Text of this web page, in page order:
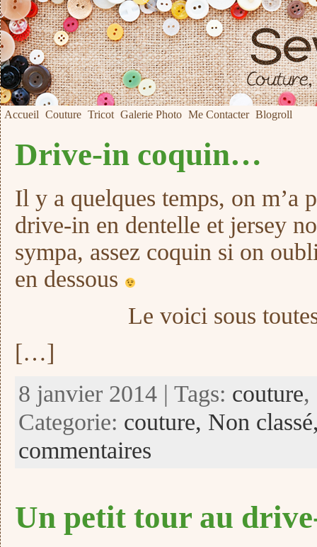
Accueil Couture Tricot Galerie Photo Me Contacter Blogroll
Drive-in coquin…
Il y a quelques temps, on m’a
drive-in en dentelle et jersey
sympa, assez coquin si on
en dessous
Le voici sous
[…]
8 janvier 2014 | Tags: couture,
Categorie: couture, Non
commentaires
Un petit tour au